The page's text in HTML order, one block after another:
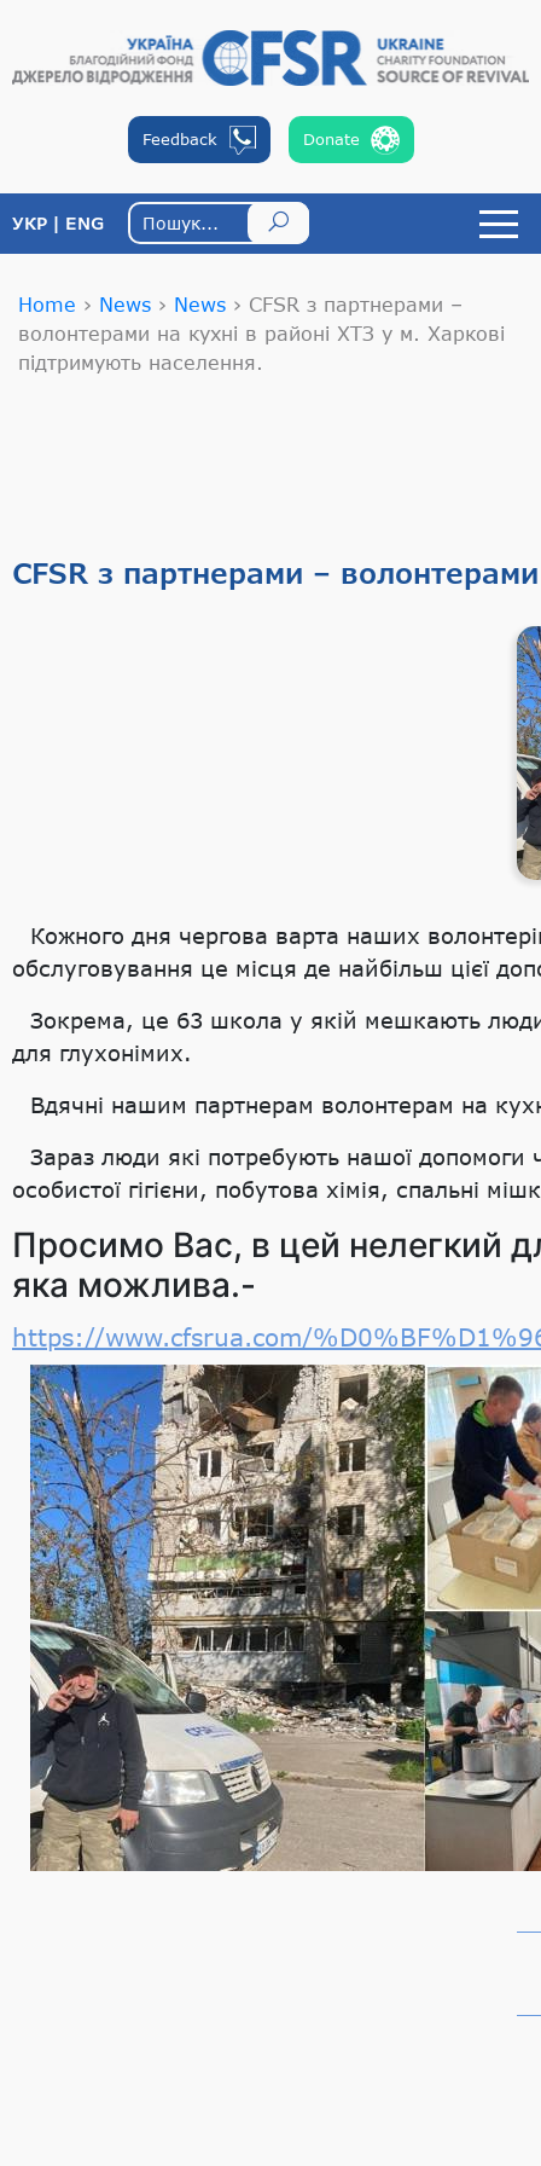
Feedback Donate
УКР ENG
Home › News › News › CFSR з партнерами –
волонтерами на кухні в районі ХТЗ у м. Харкові
підтримують населення.
CFSR з партнерами –
Кожного дня чергова варта наших
обслуговування це місця де найбільш цієї
Зокрема, це 63 школа у якій мешкають
для глухонімих.
Вдячні нашим партнерам волонтерам на
Зараз люди які потребують нашої
особистої гігієни, побутова хімія, спальні
Просимо Вас, в цей нелегкий
яка можлива.-
https://www.cfsrua.com/